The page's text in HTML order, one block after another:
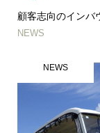
顧客志向のインバ
NEWS
NEWS